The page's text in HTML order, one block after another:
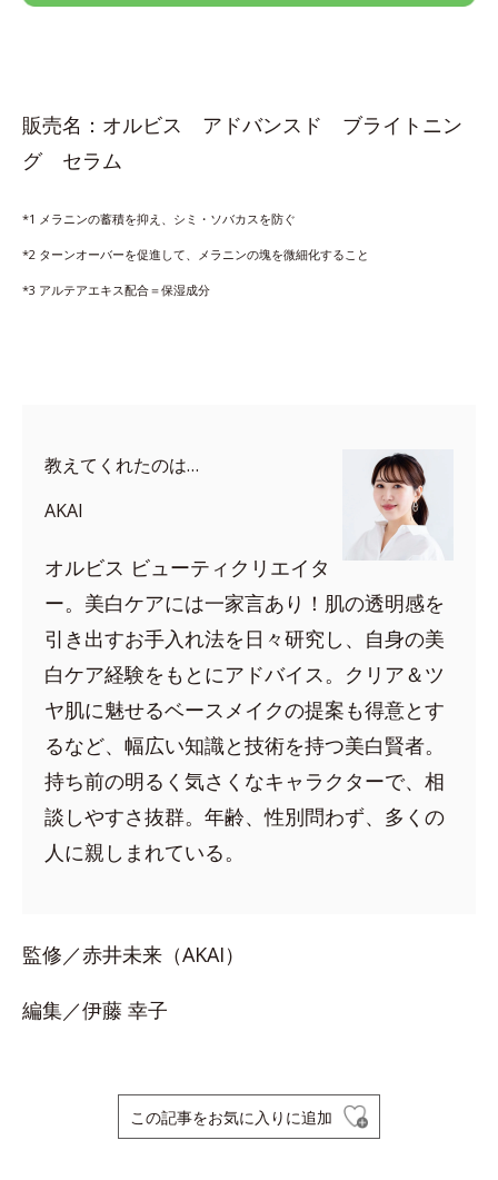
販売名：オルビス アドバンスド ブライトニン
グ セラム
*1 メラニンの蓄積を抑え、シミ・ソバカスを防ぐ
*2 ターンオーバーを促進して、メラニンの塊を微細化すること
*3 アルテアエキス配合＝保湿成分
教えてくれたのは…
AKAI
オルビス ビューティクリエイタ
ー。美白ケアには一家言あり！肌の透明感を
引き出すお手入れ法を日々研究し、自身の美
白ケア経験をもとにアドバイス。クリア＆ツ
ヤ肌に魅せるベースメイクの提案も得意とす
るなど、幅広い知識と技術を持つ美白賢者。
持ち前の明るく気さくなキャラクターで、相
談しやすさ抜群。年齢、性別問わず、多くの
人に親しまれている。
監修／赤井未来（AKAI）
編集／伊藤 幸子
この記事をお気に入りに追加